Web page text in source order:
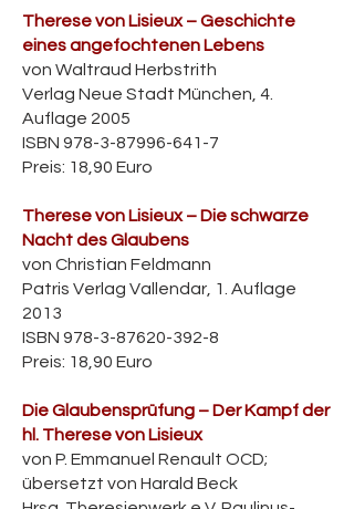
Therese von Lisieux – Geschichte
eines angefochtenen Lebens
von Waltraud Herbstrith
Verlag Neue Stadt München, 4.
Auflage 2005
ISBN 978-3-87996-641-7
Preis: 18,90 Euro
Therese von Lisieux – Die schwarze
Nacht des Glaubens
von Christian Feldmann
Patris Verlag Vallendar, 1. Auflage
2013
ISBN 978-3-87620-392-8
Preis: 18,90 Euro
Die Glaubensprüfung – Der Kampf der
hl. Therese von Lisieux
von P. Emmanuel Renault OCD;
übersetzt von Harald Beck